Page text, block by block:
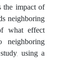
the impact of
neighboring
what effect
using a